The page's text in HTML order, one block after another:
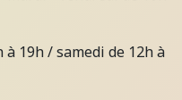
19h / samedi de 12h à